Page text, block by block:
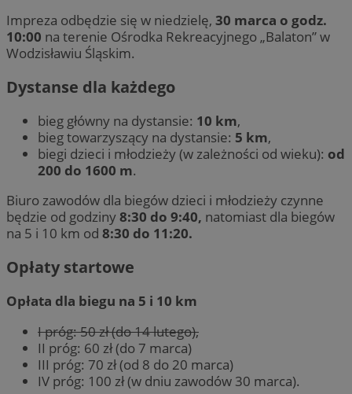
Impreza odbędzie się w niedzielę, 30 marca o godz.
10:00 na terenie Ośrodka Rekreacyjnego „Balaton” w
Wodzisławiu Śląskim.
Dystanse dla każdego
bieg główny na dystansie: 10 km,
bieg towarzyszący na dystansie: 5 km,
biegi dzieci i młodzieży (w zależności od wieku): od
200 do 1600 m.
Biuro zawodów dla biegów dzieci i młodzieży czynne
będzie od godziny8:30 do 9:40, natomiast dla biegów
na 5 i 10 km od 8:30 do 11:20.
Opłaty startowe
Opłata dla biegu na 5 i 10 km
I próg: 50 zł (do 14 lutego),
II próg: 60 zł (do 7 marca)
III próg: 70 zł (od 8 do 20 marca)
IV próg: 100 zł (w dniu zawodów 30 marca).